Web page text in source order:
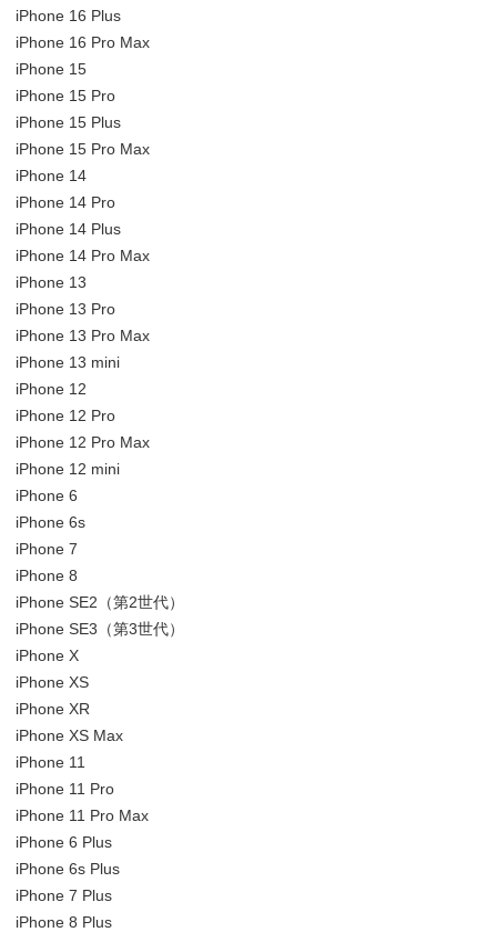
iPhone 16 Plus
iPhone 16 Pro Max
iPhone 15
iPhone 15 Pro
iPhone 15 Plus
iPhone 15 Pro Max
iPhone 14
iPhone 14 Pro
iPhone 14 Plus
iPhone 14 Pro Max
iPhone 13
iPhone 13 Pro
iPhone 13 Pro Max
iPhone 13 mini
iPhone 12
iPhone 12 Pro
iPhone 12 Pro Max
iPhone 12 mini
iPhone 6
iPhone 6s
iPhone 7
iPhone 8
iPhone SE2（第2世代）
iPhone SE3（第3世代）
iPhone X
iPhone XS
iPhone XR
iPhone XS Max
iPhone 11
iPhone 11 Pro
iPhone 11 Pro Max
iPhone 6 Plus
iPhone 6s Plus
iPhone 7 Plus
iPhone 8 Plus